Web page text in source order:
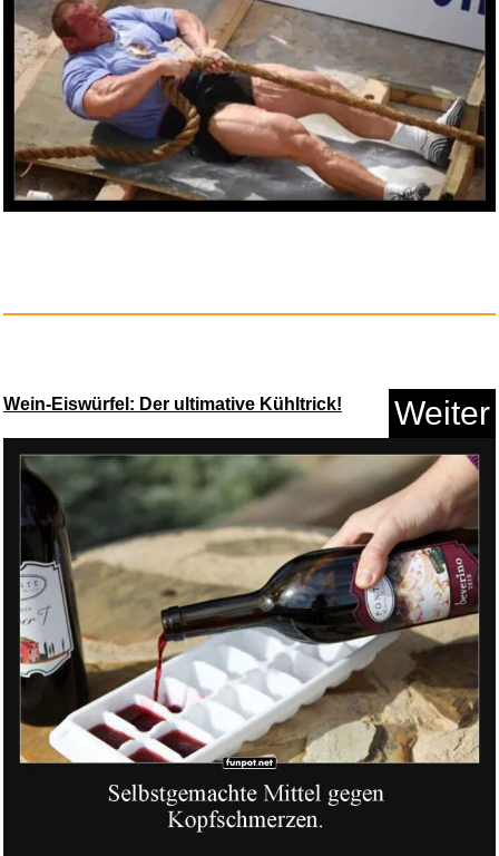
Pristar 3x Kompatibel für...
Anzeige
Newmight Kabelloses Lavalier
M...
Anzeige
Hey...
Wein-Eiswürfel: Der ultimative Kühltrick! Weiter